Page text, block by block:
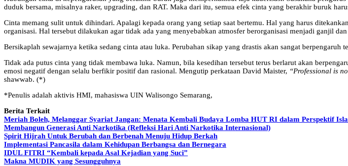
duduk bersama, misalnya raker, upgrading, dan RAT. Maka dari itu, semua efek cinta yang berakhir buruk
Cinta memang sulit untuk dihindari. Apalagi kepada orang yang setiap saat bertemu. Hal yang harus
organisasi. Hal tersebut dilakukan agar tidak ada yang menyebabkan atmosfer berorganisasi menjadi ganjil
Bersikaplah sewajarnya ketika sedang cinta atau luka. Perubahan sikap yang drastis akan sangat berpengaruh
Tidak ada putus cinta yang tidak membawa luka. Namun, bila kesedihan tersebut terus berlarut akan
emosi negatif dengan selalu berfikir positif dan rasional. Mengutip perkataan David Maister, “Professional is
shawwab. (*)
*Penulis adalah aktivis HMI, mahasiswa UIN Walisongo Semarang,
Berita Terkait
Meriah Boleh, Melanggar Syariat Jangan: Menata Kembali Budaya Lomba HUT RI dalam Perspektif
Membangun Generasi Anti Narkotika (Refleksi Hari Anti Narkotika Internasional)
Spirit Hijrah Untuk Berubah dan Berbenah Menuju Hidup Berkah
Implementasi Pancasila dalam Kehidupan Berbangsa dan Bernegara
IDUL FITRI “Kembali kepada Asal Kejadian yang Suci”
Makna MUDIK yang Sesungguhnya